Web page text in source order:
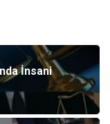
İnsani